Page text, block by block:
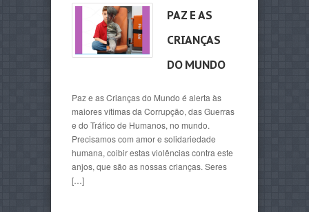
PAZ E AS
CRIANÇAS
DO MUNDO
Paz e as Crianças do Mundo é alerta às
maiores vítimas da Corrupção, das Guerras
e do Tráfico de Humanos, no mundo.
Precisamos com amor e solidariedade
humana, coibir estas violências contra este
anjos, que são as nossas crianças. Seres
[…]